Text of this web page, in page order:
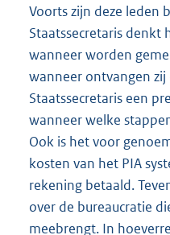
Voorts zijn deze leden
Staatssecretaris denkt
wanneer worden
wanneer ontvangen zij
Staatssecretaris een
wanneer welke
Ook is het voor
kosten van het PIA
rekening betaald.
over de bureaucratie
meebrengt. In